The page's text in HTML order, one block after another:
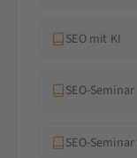
SEO mit KI
SEO-Seminar
SEO-